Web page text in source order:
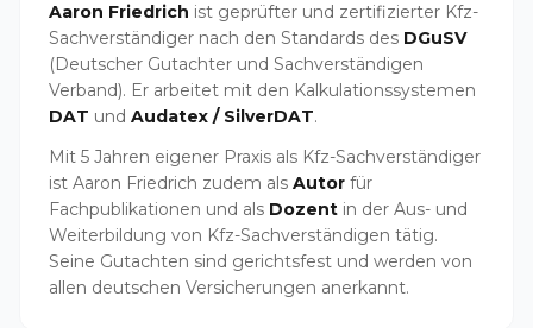
Aaron Friedrich ist geprüfter und zertifizierter Kfz-
Sachverständiger nach den Standards des DGuSV
(Deutscher Gutachter und Sachverständigen
Verband). Er arbeitet mit den Kalkulationssystemen
DAT und Audatex / SilverDAT.
Mit 5 Jahren eigener Praxis als Kfz-Sachverständiger
ist Aaron Friedrich zudem als Autor für
Fachpublikationen und als Dozent in der Aus- und
Weiterbildung von Kfz-Sachverständigen tätig.
Seine Gutachten sind gerichtsfest und werden von
allen deutschen Versicherungen anerkannt.